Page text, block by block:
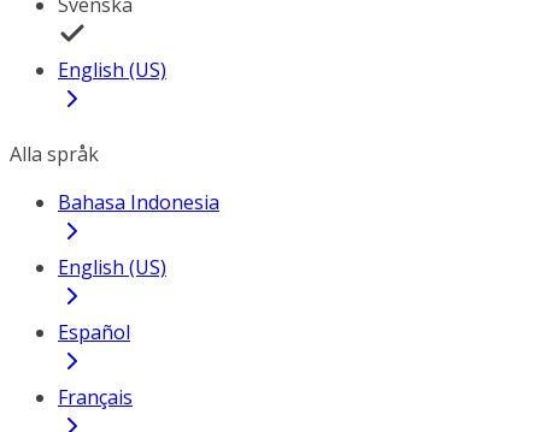
English (US)
Alla språk
Bahasa Indonesia
English (US)
Español
Français